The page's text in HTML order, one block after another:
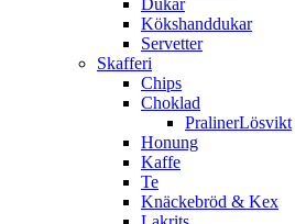
Dukar
Kökshanddukar
Servetter
Skafferi
Chips
Choklad
PralinerLösvikt
Honung
Kaffe
Te
Knäckebröd & Kex